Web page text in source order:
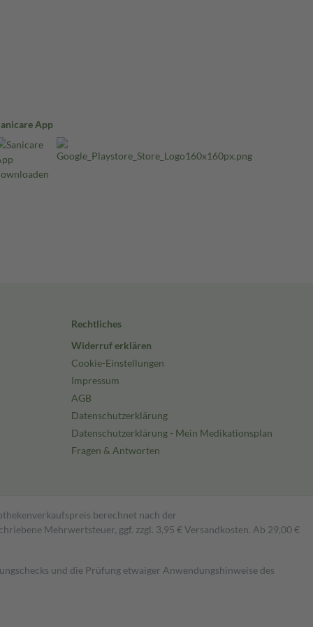
App
Rechtliches
Widerruf erklären
Cookie-Einstellungen
Impressum
AGB
Datenschutzerklärung
Datenschutzerklärung - Mein Medikationsplan
Fragen & Antworten
berechnet nach der
Mehrwertsteuer, ggf. zzgl. 3,95 € Versandkosten. Ab 29,00 €
und die Prüfung etwaiger Anwendungshinweise des